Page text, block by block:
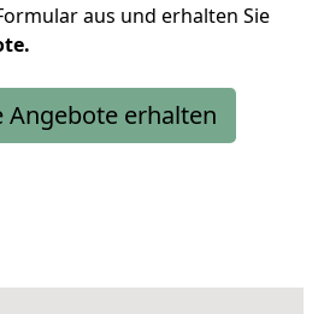
aus und erhalten Sie
Angebote erhalten